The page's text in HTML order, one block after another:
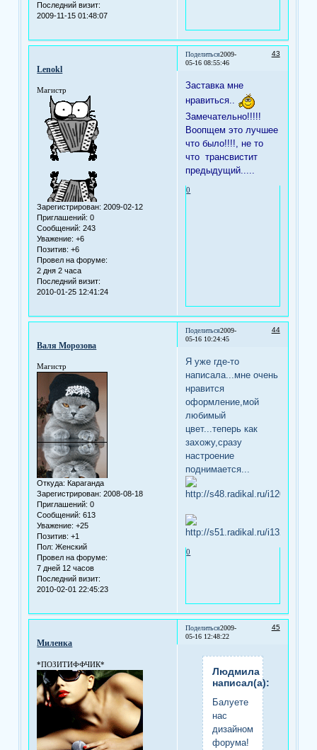
Последний визит:
2009-11-15 01:48:07
Поделиться 43
2009-
05-16 08:55:46
Lenokl
Магистр
Зарегистрирован: 2009-02-12
Приглашений: 0
Сообщений: 243
Уважение: +6
Позитив: +6
Провел на форуме:
2 дня 2 часа
Последний визит:
2010-01-25 12:41:24
Заставка мне
нравиться..
Замечательно!!!!!
Воопщем это лучшее
что было!!!!, не то
что трансвистит
предыдущий.....
0
Поделиться 44
2009-
05-16 10:24:45
Валя Морозова
Магистр
Откуда: Караганда
Зарегистрирован: 2008-08-18
Приглашений: 0
Сообщений: 613
Уважение: +25
Позитив: +1
Пол: Женский
Провел на форуме:
7 дней 12 часов
Последний визит:
2010-02-01 22:45:23
Я уже где-то
написала...мне очень
нравится
оформление,мой
любимый
цвет...теперь как
захожу,сразу
настроение
поднимается...
0
Поделиться 45
2009-
05-16 12:48:22
Миленка
*ПОЗИТИФФЧИК*
Людмила
написал(а):
Балуете
нас
дизайном
форума!